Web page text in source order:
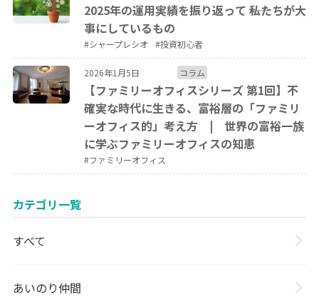
2025年の運用実績を振り返って ――私たちが大
事にしているもの
#シャープレシオ #投資初心者
2026年1月5日 コラム
【ファミリーオフィスシリーズ 第1回】不
確実な時代に生きる、富裕層の「ファミリ
ーオフィス的」考え方 | 世界の富裕一族
に学ぶファミリーオフィスの知恵
#ファミリーオフィス
カテゴリ一覧
すべて
あいのり仲間